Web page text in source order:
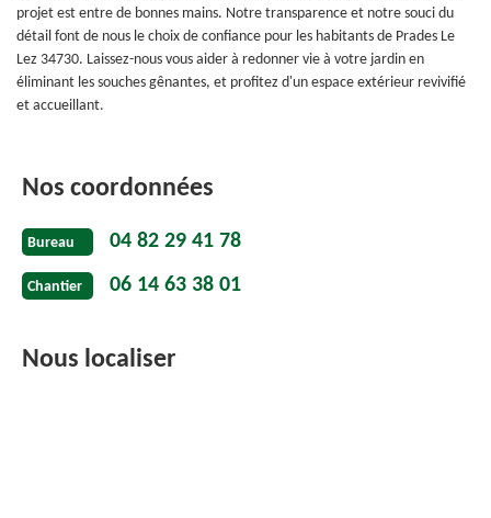
projet est entre de bonnes mains. Notre transparence et notre souci du
détail font de nous le choix de confiance pour les habitants de Prades Le
Lez 34730. Laissez-nous vous aider à redonner vie à votre jardin en
éliminant les souches gênantes, et profitez d'un espace extérieur revivifié
et accueillant.
Nos coordonnées
Bureau 04 82 29 41 78
Chantier 06 14 63 38 01
Nous localiser